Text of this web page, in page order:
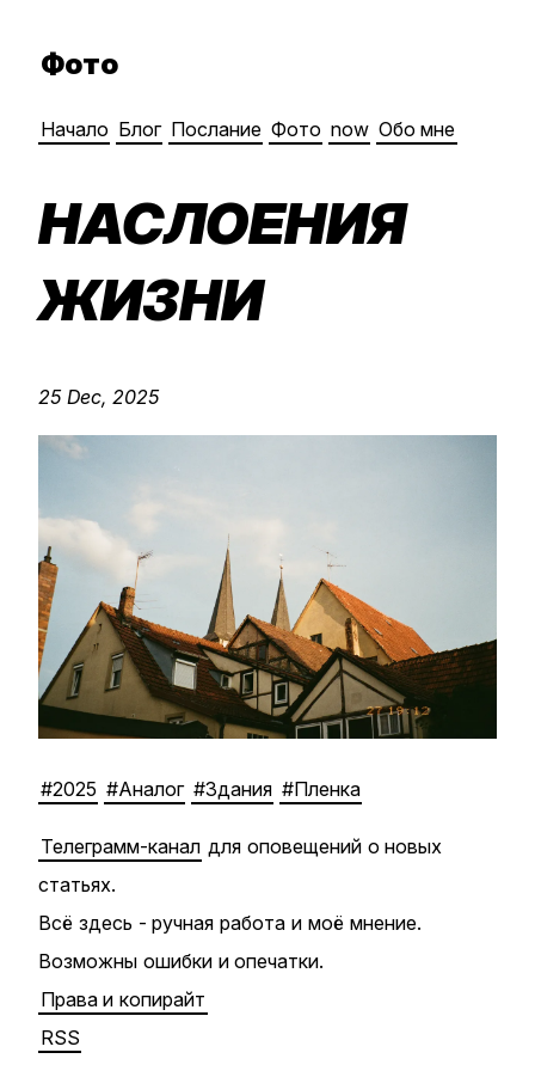
Фото
Начало Блог Послание Фото now Обо мне
НАСЛОЕНИЯ
ЖИЗНИ
25 Dec, 2025
#2025 #Аналог #Здания #Пленка
Телеграмм-канал для оповещений о новых
статьях.
Всё здесь - ручная работа и моё мнение.
Возможны ошибки и опечатки.
Права и копирайт
RSS